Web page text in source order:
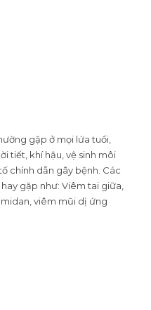
gặp ở mọi lứa tuổi,
tiết, khí hậu, vệ sinh môi
chính dẫn gây bệnh. Các
gặp như: Viêm tai giữa,
viêm mũi dị ứng